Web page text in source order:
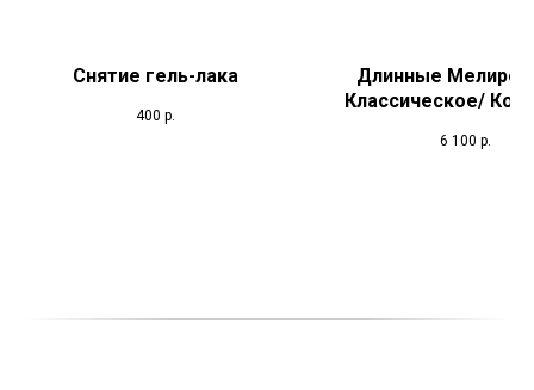
Снятие гель-лака
400 р.
Длинные
Классическое/
6 100 р.